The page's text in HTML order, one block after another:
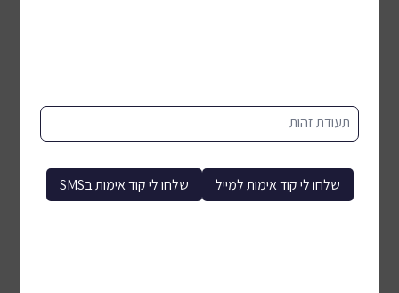
תעודת זהות
שלחו לי קוד אימות בSMS שלחו לי קוד אימות למייל